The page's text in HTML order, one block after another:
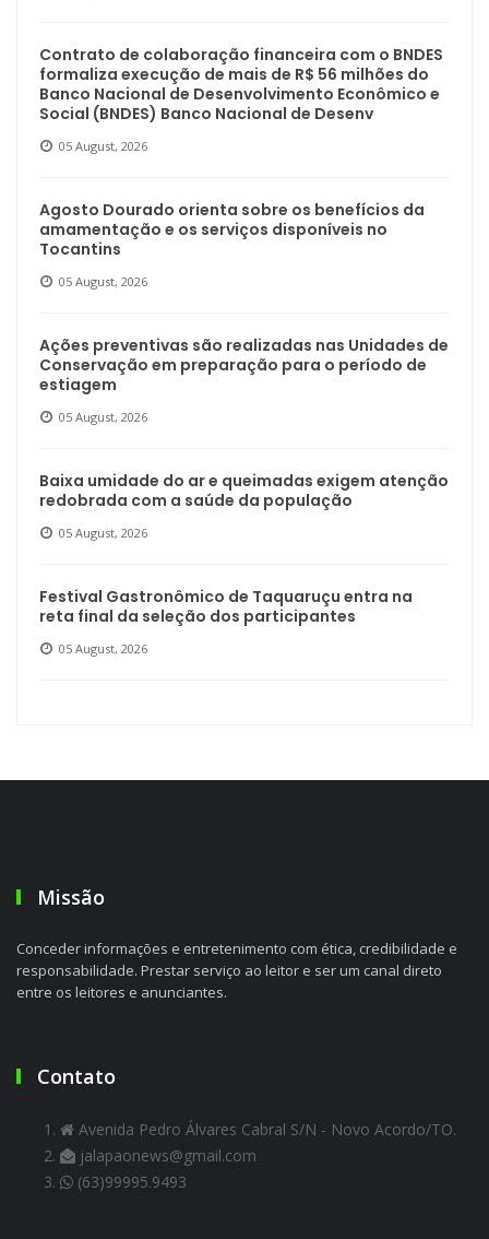
Contrato de colaboração financeira com o BNDES
formaliza execução de mais de R$ 56 milhões do
Banco Nacional de Desenvolvimento Econômico e
Social (BNDES) Banco Nacional de Desenv
05 August, 2026
Agosto Dourado orienta sobre os benefícios da
amamentação e os serviços disponíveis no
Tocantins
05 August, 2026
Ações preventivas são realizadas nas Unidades de
Conservação em preparação para o período de
estiagem
05 August, 2026
Baixa umidade do ar e queimadas exigem atenção
redobrada com a saúde da população
05 August, 2026
Festival Gastronômico de Taquaruçu entra na
reta final da seleção dos participantes
05 August, 2026
Missão
Conceder informações e entretenimento com ética, credibilidade e
responsabilidade. Prestar serviço ao leitor e ser um canal direto
entre os leitores e anunciantes.
Contato
Avenida Pedro Álvares Cabral S/N - Novo Acordo/TO.
jalapaonews@gmail.com
(63)99995.9493